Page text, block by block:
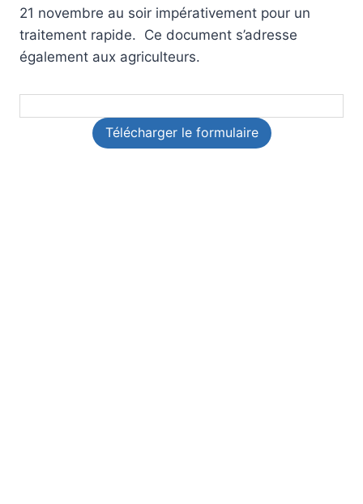
21 novembre au soir impérativement pour un
traitement rapide. Ce document s’adresse
également aux agriculteurs.
Télécharger le formulaire